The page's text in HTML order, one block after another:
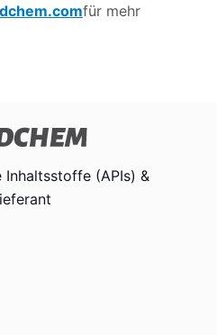
für mehr
Inhaltsstoffe (APIs) &